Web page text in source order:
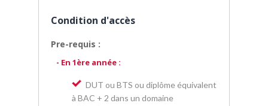
Condition d'accès
Pre-requis :
- En 1ère année :
DUT ou BTS ou diplôme équivalent
à BAC + 2 dans un domaine